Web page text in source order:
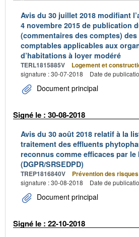
Avis du 30 juillet 2018 modifiant
4 novembre 2015 de publication
(commentaires des comptes)
comptables applicables aux
d’habitations à loyer modéré
TERL1815885V Logement et
signature : 30-07-2018
Date de
Document principal
Signé le : 30-08-2018
Avis du 30 août 2018 relatif à la
traitement des effluents
reconnus comme efficaces par le
(DGPR/SRSEDPD)
TREP1816840V Prévention des risques
signature : 30-08-2018
Date de
Document principal
Signé le : 22-10-2018